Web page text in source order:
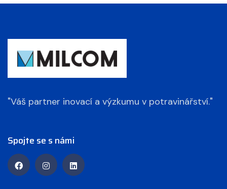
"Váš partner inovací a výzkumu v potravinářství."
Spojte se s námi